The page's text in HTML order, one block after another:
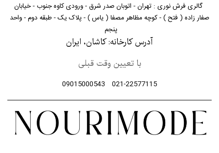
گالری فرش نوری : تهران - اتوبان صدر شرق - ورودی کاوه جنوب - خیابان
صفار زاده ( فتح ) - کوچه مظاهر مصفا ( یاس ) - پلاک یک - طبقه دوم - واحد
پنجم
آدرس کارخانه: کاشان، ایران
با تعیین وقت قبلی
021-22577115
09015000543